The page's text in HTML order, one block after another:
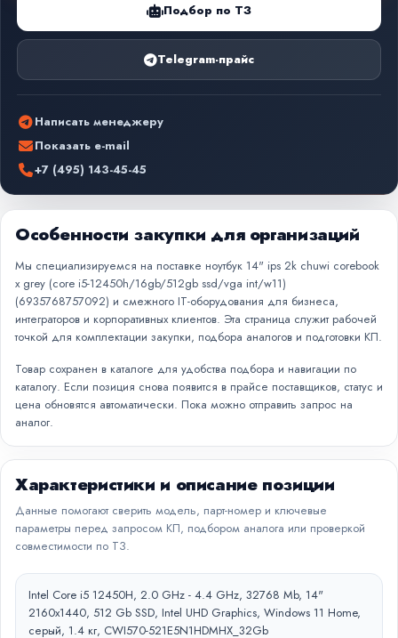
Подбор по ТЗ
Telegram-прайс
Написать менеджеру
Показать e-mail
+7 (495) 143-45-45
Особенности закупки для организаций
Мы специализируемся на поставке ноутбук 14" ips 2k chuwi corebook
x grey (core i5-12450h/16gb/512gb ssd/vga int/w11)
(6935768757092) и смежного IT-оборудования для бизнеса,
интеграторов и корпоративных клиентов. Эта страница служит рабочей
точкой для комплектации закупки, подбора аналогов и подготовки КП.
Товар сохранен в каталоге для удобства подбора и навигации по
каталогу. Если позиция снова появится в прайсе поставщиков, статус и
цена обновятся автоматически. Пока можно отправить запрос на
аналог.
Характеристики и описание позиции
Данные помогают сверить модель, парт-номер и ключевые
параметры перед запросом КП, подбором аналога или проверкой
совместимости по ТЗ.
Intel Core i5 12450H, 2.0 GHz - 4.4 GHz, 32768 Mb, 14"
2160х1440, 512 Gb SSD, Intel UHD Graphics, Windows 11 Home,
серый, 1.4 кг, CWI570-521E5N1HDMHX_32Gb